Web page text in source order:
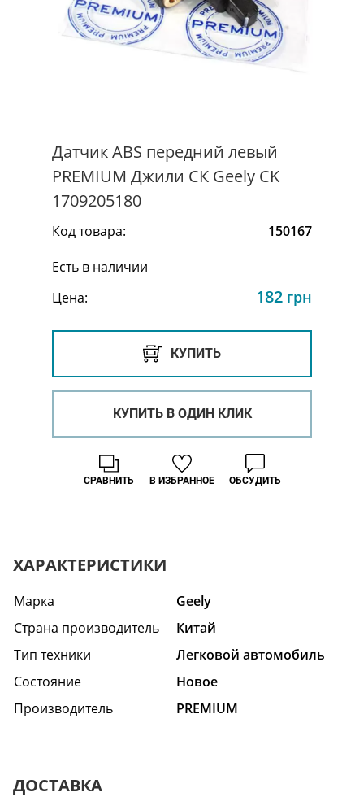
Датчик ABS передний левый
PREMIUM Джили СК Geely CK
1709205180
Код товара:
150167
Есть в наличии
Цена:
182 грн
КУПИТЬ
КУПИТЬ В ОДИН КЛИК
В ИЗБРАННОЕ
СРАВНИТЬ ОБСУДИТЬ
ХАРАКТЕРИСТИКИ
Марка
Geely
Страна производитель
Китай
Тип техники
Легковой автомобиль
Состояние
Hовое
Производитель
PREMIUM
ДОСТАВКА